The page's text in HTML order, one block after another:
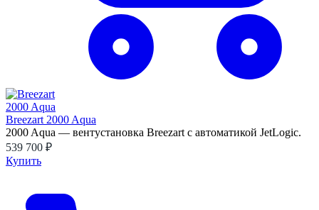
Breezart 2000 Aqua
2000 Aqua — вентустановка Breezart с автоматикой JetLogic.
539 700 ₽
Купить